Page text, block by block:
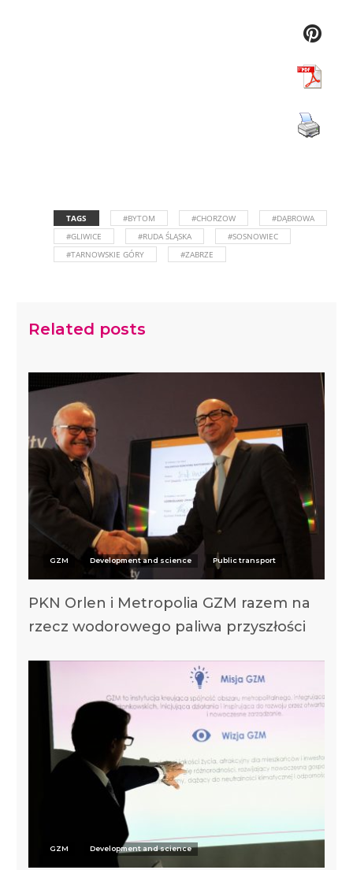
TAGS #BYTOM #CHORZOW
#DĄBROWA
#GLIWICE
#RUDA ŚLĄSKA
#SOSNOWIEC
#TARNOWSKIE GÓRY
#ZABRZE
Related posts
GZM Development and science Public transport
PKN Orlen i Metropolia GZM razem na
rzecz wodorowego paliwa przyszłości
GZM Development and science